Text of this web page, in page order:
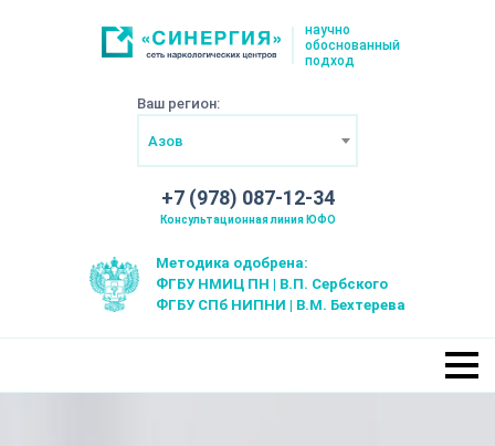
научно
обоснованный
подход
Ваш регион:
Азов
+7 (978) 087-12-34
Консультационная линия ЮФО
Методика одобрена:
ФГБУ НМИЦ ПН | В.П. Сербского
ФГБУ СПб НИПНИ | В.М. Бехтерева